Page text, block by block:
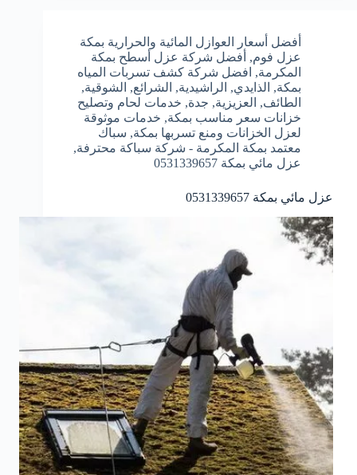
أفضل أسعار العوازل المائية والحرارية بمكة
عزل فوم, أفضل شركة عزل أسطح بمكة
المكرمة, افضل شركة كشف تسربات المياه
بمكة, الذايدي, الراشيدية, الشرائع, الشوقية,
الطائف, العزيزية, جدة, خدمات لحام وتصليح
خزانات سعر مناسب بمكة, خدمات موثوقة
لعزل الخزانات ومنع تسربها بمكة, سباك
معتمد بمكة المكرمة - شركة سباكة محترفة,
عزل مائي بمكة 0531339657
عزل مائي بمكة 0531339657